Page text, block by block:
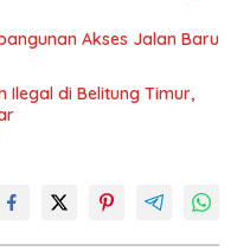
Akses Jalan Baru
Ilegal di Belitung Timur,